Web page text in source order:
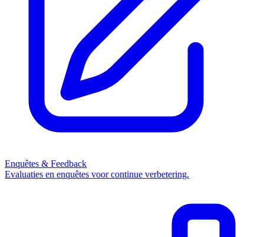
Enquêtes & Feedback
Evaluaties en enquêtes voor continue verbetering.